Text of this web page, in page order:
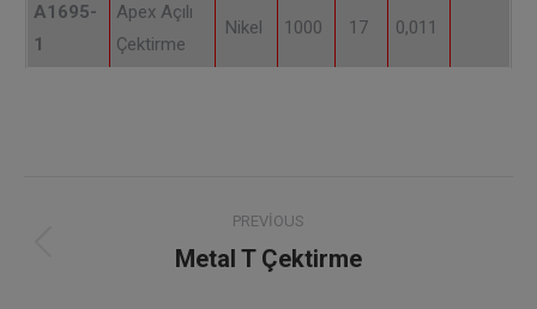
A1695-
1
Apex Açılı
Çektirme
Nikel 1000 17 0,011
navigation
PREVIOUS
Previous
Metal T Çektirme